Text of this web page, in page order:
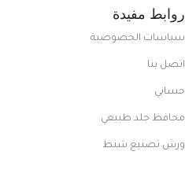
روابط مفيدة
سياسات الخصوصية
اتصل بنا
حسابي
محافظ جلد طبيعي
ورش تصنيع شنط